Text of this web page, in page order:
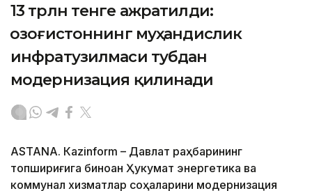
13 трлн тенге ажратилди:
Қозоғистоннинг муҳандислик
инфратузилмаси тубдан
модернизация қилинади
ASTANА. Кazinform – Давлат раҳбарининг
топшириғига биноан Ҳукумат энергетика ва
коммунал хизматлар соҳаларини модернизация